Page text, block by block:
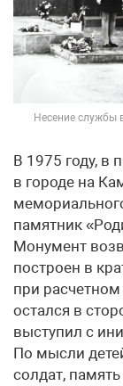
Несение службы
В 1975 году, в
в городе на
памятник
Монумент
построен в
при расчетном
остался в
выступил с
По мысли
солдат,